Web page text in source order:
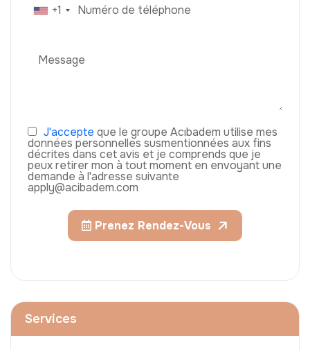
+1
J'accepte que le groupe Acıbadem utilise mes
données personnelles susmentionnées aux fins
décrites dans cet avis et je comprends que je
peux retirer mon à tout moment en envoyant une
demande à l'adresse suivante
apply@acibadem.com
Prenez Rendez-Vous
Services